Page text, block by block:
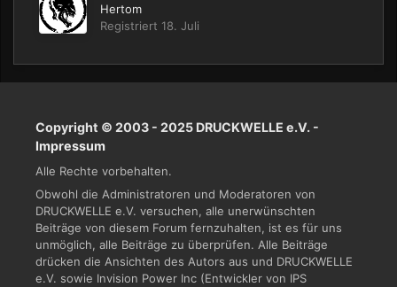
Hertom
Registriert 18. Juli
Copyright © 2003 - 2025 DRUCKWELLE e.V. -
Impressum
Alle Rechte vorbehalten.
Obwohl die Administratoren und Moderatoren von
DRUCKWELLE e.V. versuchen, alle unerwünschten
Beiträge von diesem Forum fernzuhalten, ist es für uns
unmöglich, alle Beiträge zu überprüfen. Alle Beiträge
drücken die Ansichten des Autors aus und DRUCKWELLE
e.V. sowie Invision Power Inc (Entwickler von IPS